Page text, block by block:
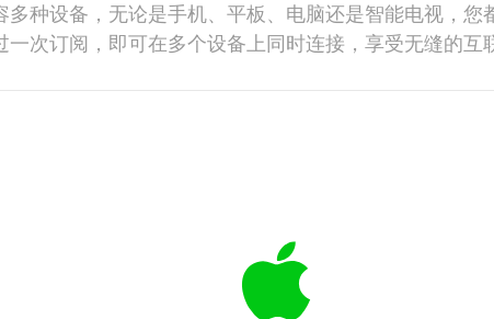
多种设备，无论是手机、平板、电脑还是智能电视，您
一次订阅，即可在多个设备上同时连接，享受无缝的互